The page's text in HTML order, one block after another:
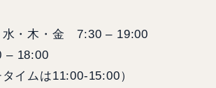
水・木・金 7:30 – 19:00
18:00
ムは11:00-15:00）